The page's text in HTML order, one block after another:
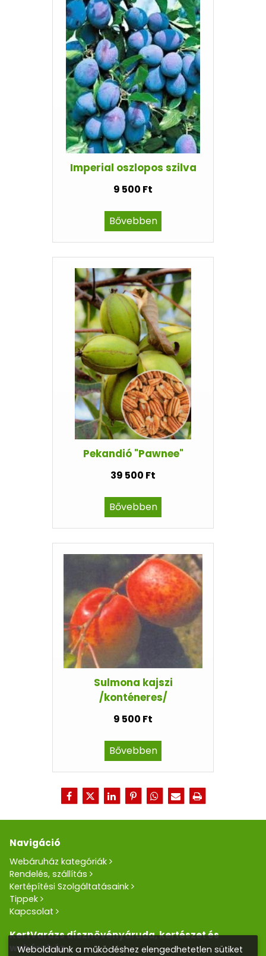
Imperial oszlopos szilva
9 500 Ft
Bővebben
Pekandió "Pawnee"
39 500 Ft
Bővebben
Sulmona kajszi
/konténeres/
9 500 Ft
Bővebben
Navigáció
Webáruház kategóriák
Rendelés, szállítás
Kertépítési Szolgáltatásaink
Tippek
Kapcsolat
KertVarázs dísznövényáruda, kertészet és
webáruház
Weboldalunk a működéshez elengedhetetlen sütiket